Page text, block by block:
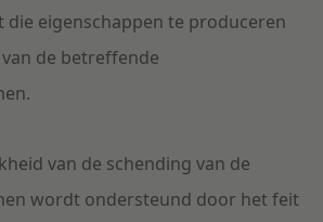
die eigenschappen te produceren
de betreffende
van de schending van de
wordt ondersteund door het feit